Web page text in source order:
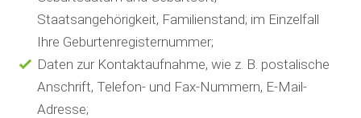
Staatsangehörigkeit, Familienstand; im Einzelfall
Ihre Geburtenregisternummer;
Daten zur Kontaktaufnahme, wie z. B. postalische
Anschrift, Telefon- und Fax-Nummern, E-Mail-
Adresse;